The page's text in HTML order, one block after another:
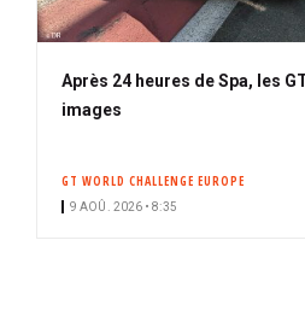
Après 24 heures de Spa, les
images
GT WORLD CHALLENGE EUROPE
9 AOÛ. 2026 • 8:35